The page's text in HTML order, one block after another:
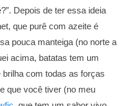
Depois de ter essa ideia
que purê com azeite é
pouca manteiga (no norte a
acima, batatas tem um
com todas as forças
que você tiver (no meu